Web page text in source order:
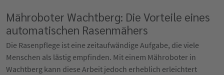
Mähroboter Wachtberg: Die Vorteile eines
automatischen Rasenmähers
Die Rasenpflege ist eine zeitaufwändige Aufgabe, die viele
Menschen als lästig empfinden. Mit einem Mähroboter in
Wachtberg kann diese Arbeit jedoch erheblich erleichtert